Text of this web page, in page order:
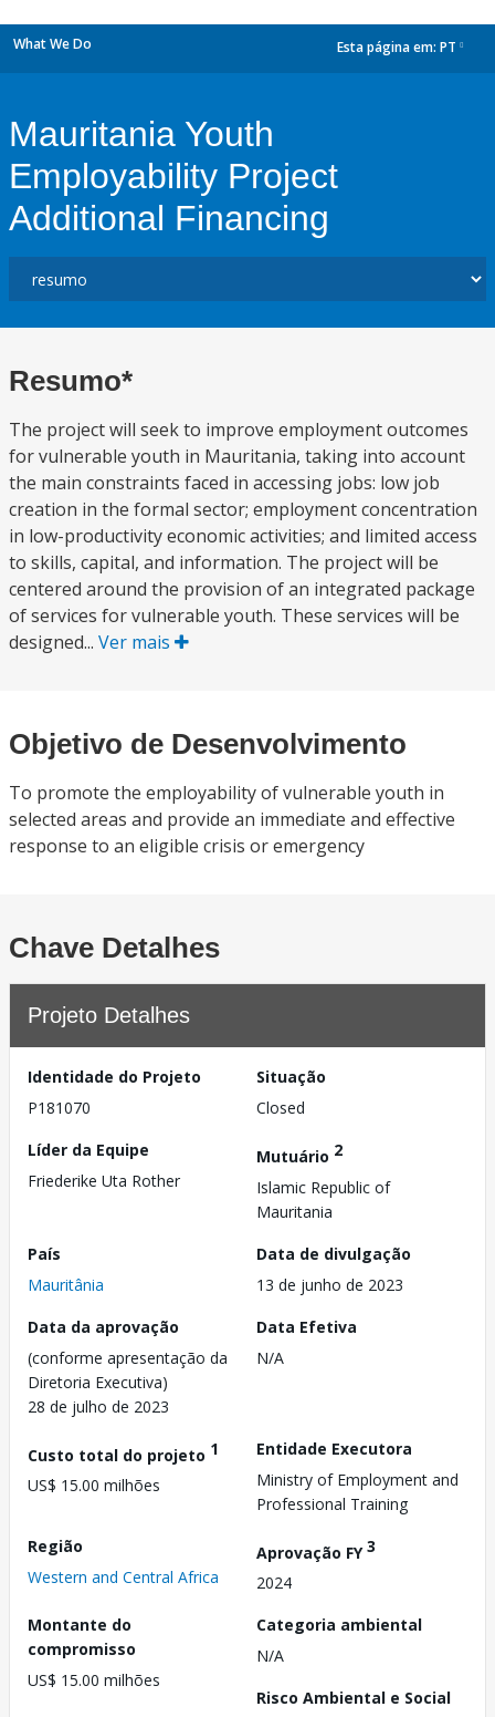
What We Do Esta página em: PT
Mauritania Youth
Employability Project
Additional Financing
Resumo*
The project will seek to improve employment outcomes
for vulnerable youth in Mauritania, taking into account
the main constraints faced in accessing jobs: low job
creation in the formal sector; employment concentration
in low-productivity economic activities; and limited access
to skills, capital, and information. The project will be
centered around the provision of an integrated package
of services for vulnerable youth. These services will be
designed... Ver mais
Objetivo de Desenvolvimento
To promote the employability of vulnerable youth in
selected areas and provide an immediate and effective
response to an eligible crisis or emergency
Chave Detalhes
Projeto Detalhes
Identidade do Projeto
P181070
Situação
Closed
Líder da Equipe
Friederike Uta Rother
Mutuário 2
Islamic Republic of
Mauritania
País
Mauritânia
Data de divulgação
13 de junho de 2023
Data da aprovação
(conforme apresentação da
Diretoria Executiva)
28 de julho de 2023
Data Efetiva
N/A
Custo total do projeto 1
US$ 15.00 milhões
Entidade Executora
Ministry of Employment and
Professional Training
Região
Western and Central Africa
Aprovação FY3
2024
Montante do
compromisso
US$ 15.00 milhões
Categoria ambiental
N/A
Risco Ambiental e Social